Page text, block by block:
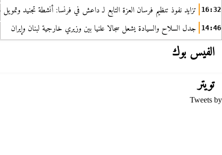
16:32 تزايد نفوذ تنظيم فرسان العزة التابع لـ داعش في فرنسا: أنشطة تجنيد
14:46 جدل السلاح والسيادة يشعل سجالا علنيا بين وزيري خارجية لبنان وإيران
الفيس بوك
تويتر
Tweets by